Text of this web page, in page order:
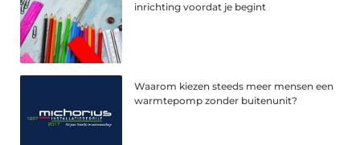
inrichting voordat je begint
Waarom kiezen steeds meer mensen een
warmtepomp zonder buitenunit?